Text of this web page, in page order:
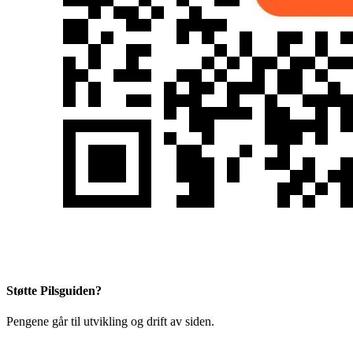
Støtte Pilsguiden?
Pengene går til utvikling og drift av siden.